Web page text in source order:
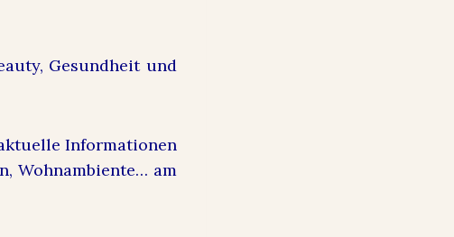
Gesundheit und
Informationen
Wohnambiente… am